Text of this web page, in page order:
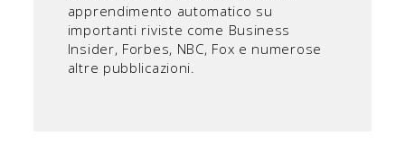
apprendimento automatico su
importanti riviste come Business
Insider, Forbes, NBC, Fox e numerose
altre pubblicazioni.